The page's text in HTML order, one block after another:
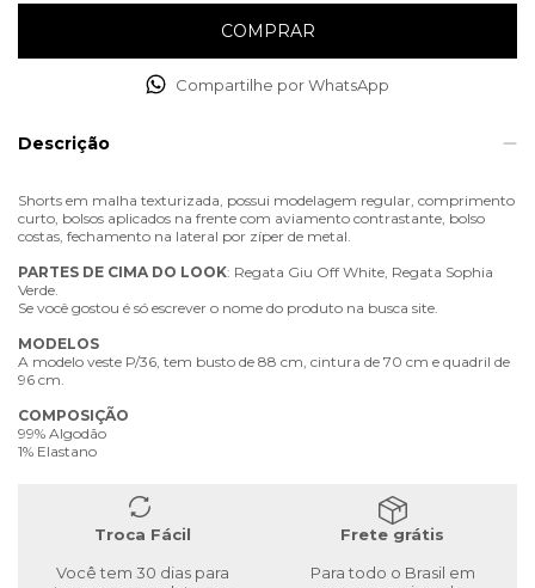
Compartilhe por WhatsApp
Descrição
Shorts em malha texturizada, possui modelagem regular, comprimento
curto, bolsos aplicados na frente com aviamento contrastante, bolso
costas, fechamento na lateral por zíper de metal.
PARTES DE CIMA DO LOOK: Regata Giu Off White, Regata Sophia
Verde.
Se você gostou é só escrever o nome do produto na busca site.
MODELOS
A modelo veste P/36, tem busto de 88 cm, cintura de 70 cm e quadril de
96 cm.
COMPOSIÇÃO
99% Algodão
1% Elastano
Troca Fácil
Você tem 30 dias para
Frete grátis
Para todo o Brasil em